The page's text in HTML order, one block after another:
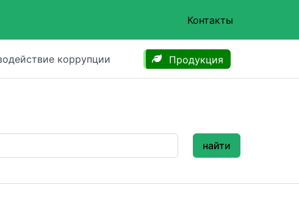
Контакты
коррупции Продукция
найти